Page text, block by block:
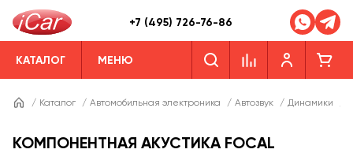
+7 (495) 726-76-86
КАТАЛОГ МЕНЮ
/ Каталог / Автомобильная электроника / Автозвук / Динамики
КОМПОНЕНТНАЯ АКУСТИКА FOCAL